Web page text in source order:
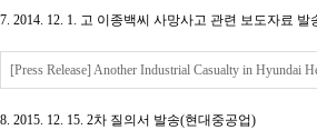
7. 2014. 12. 1. 고 이종백씨 사망사고 관련 보도자료 발
[Press Release] Another Industrial Casualty in Hyundai
8. 2015. 12. 15. 2차 질의서 발송(현대중공업)